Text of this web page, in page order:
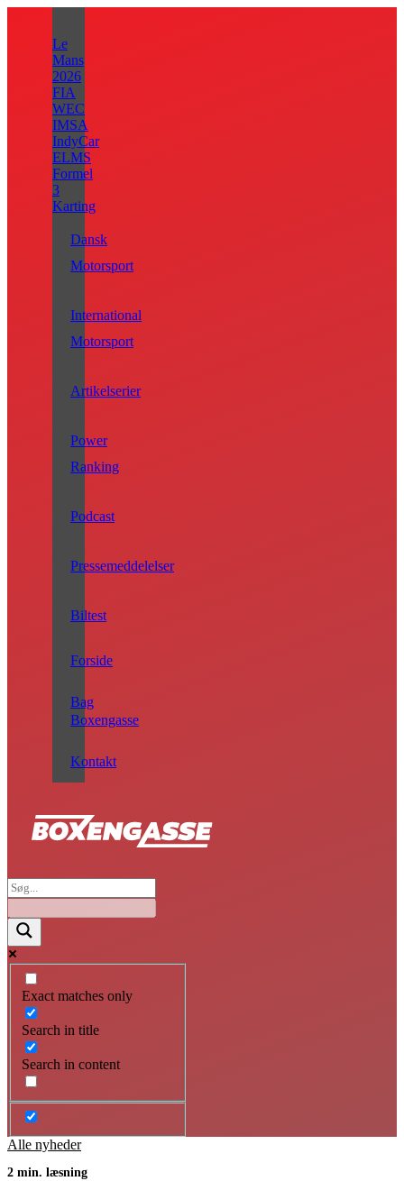
Le
Mans
2026
FIA
WEC
IMSA
IndyCar
ELMS
Formel
3
Karting
Dansk
Motorsport
International
Motorsport
Artikelserier
Power
Ranking
Podcast
Pressemeddelelser
Biltest
Forside
Bag
Boxengasse
Kontakt
Exact matches only
Search in title
Search in content
Alle nyheder
2 min. læsning